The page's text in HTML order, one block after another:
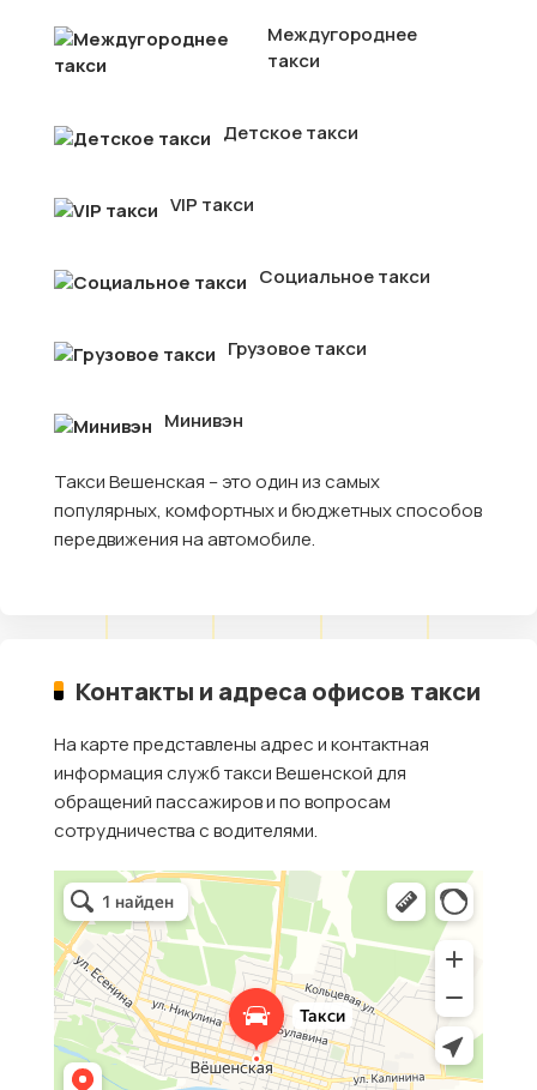
Междугороднее
такси
Детское такси
VIP такси
Социальное такси
Грузовое такси
Минивэн
Такси Вешенская – это один из самых
популярных, комфортных и бюджетных способов
передвижения на автомобиле.
Контакты и адреса офисов такси
На карте представлены адрес и контактная
информация служб такси Вешенской для
обращений пассажиров и по вопросам
сотрудничества с водителями.